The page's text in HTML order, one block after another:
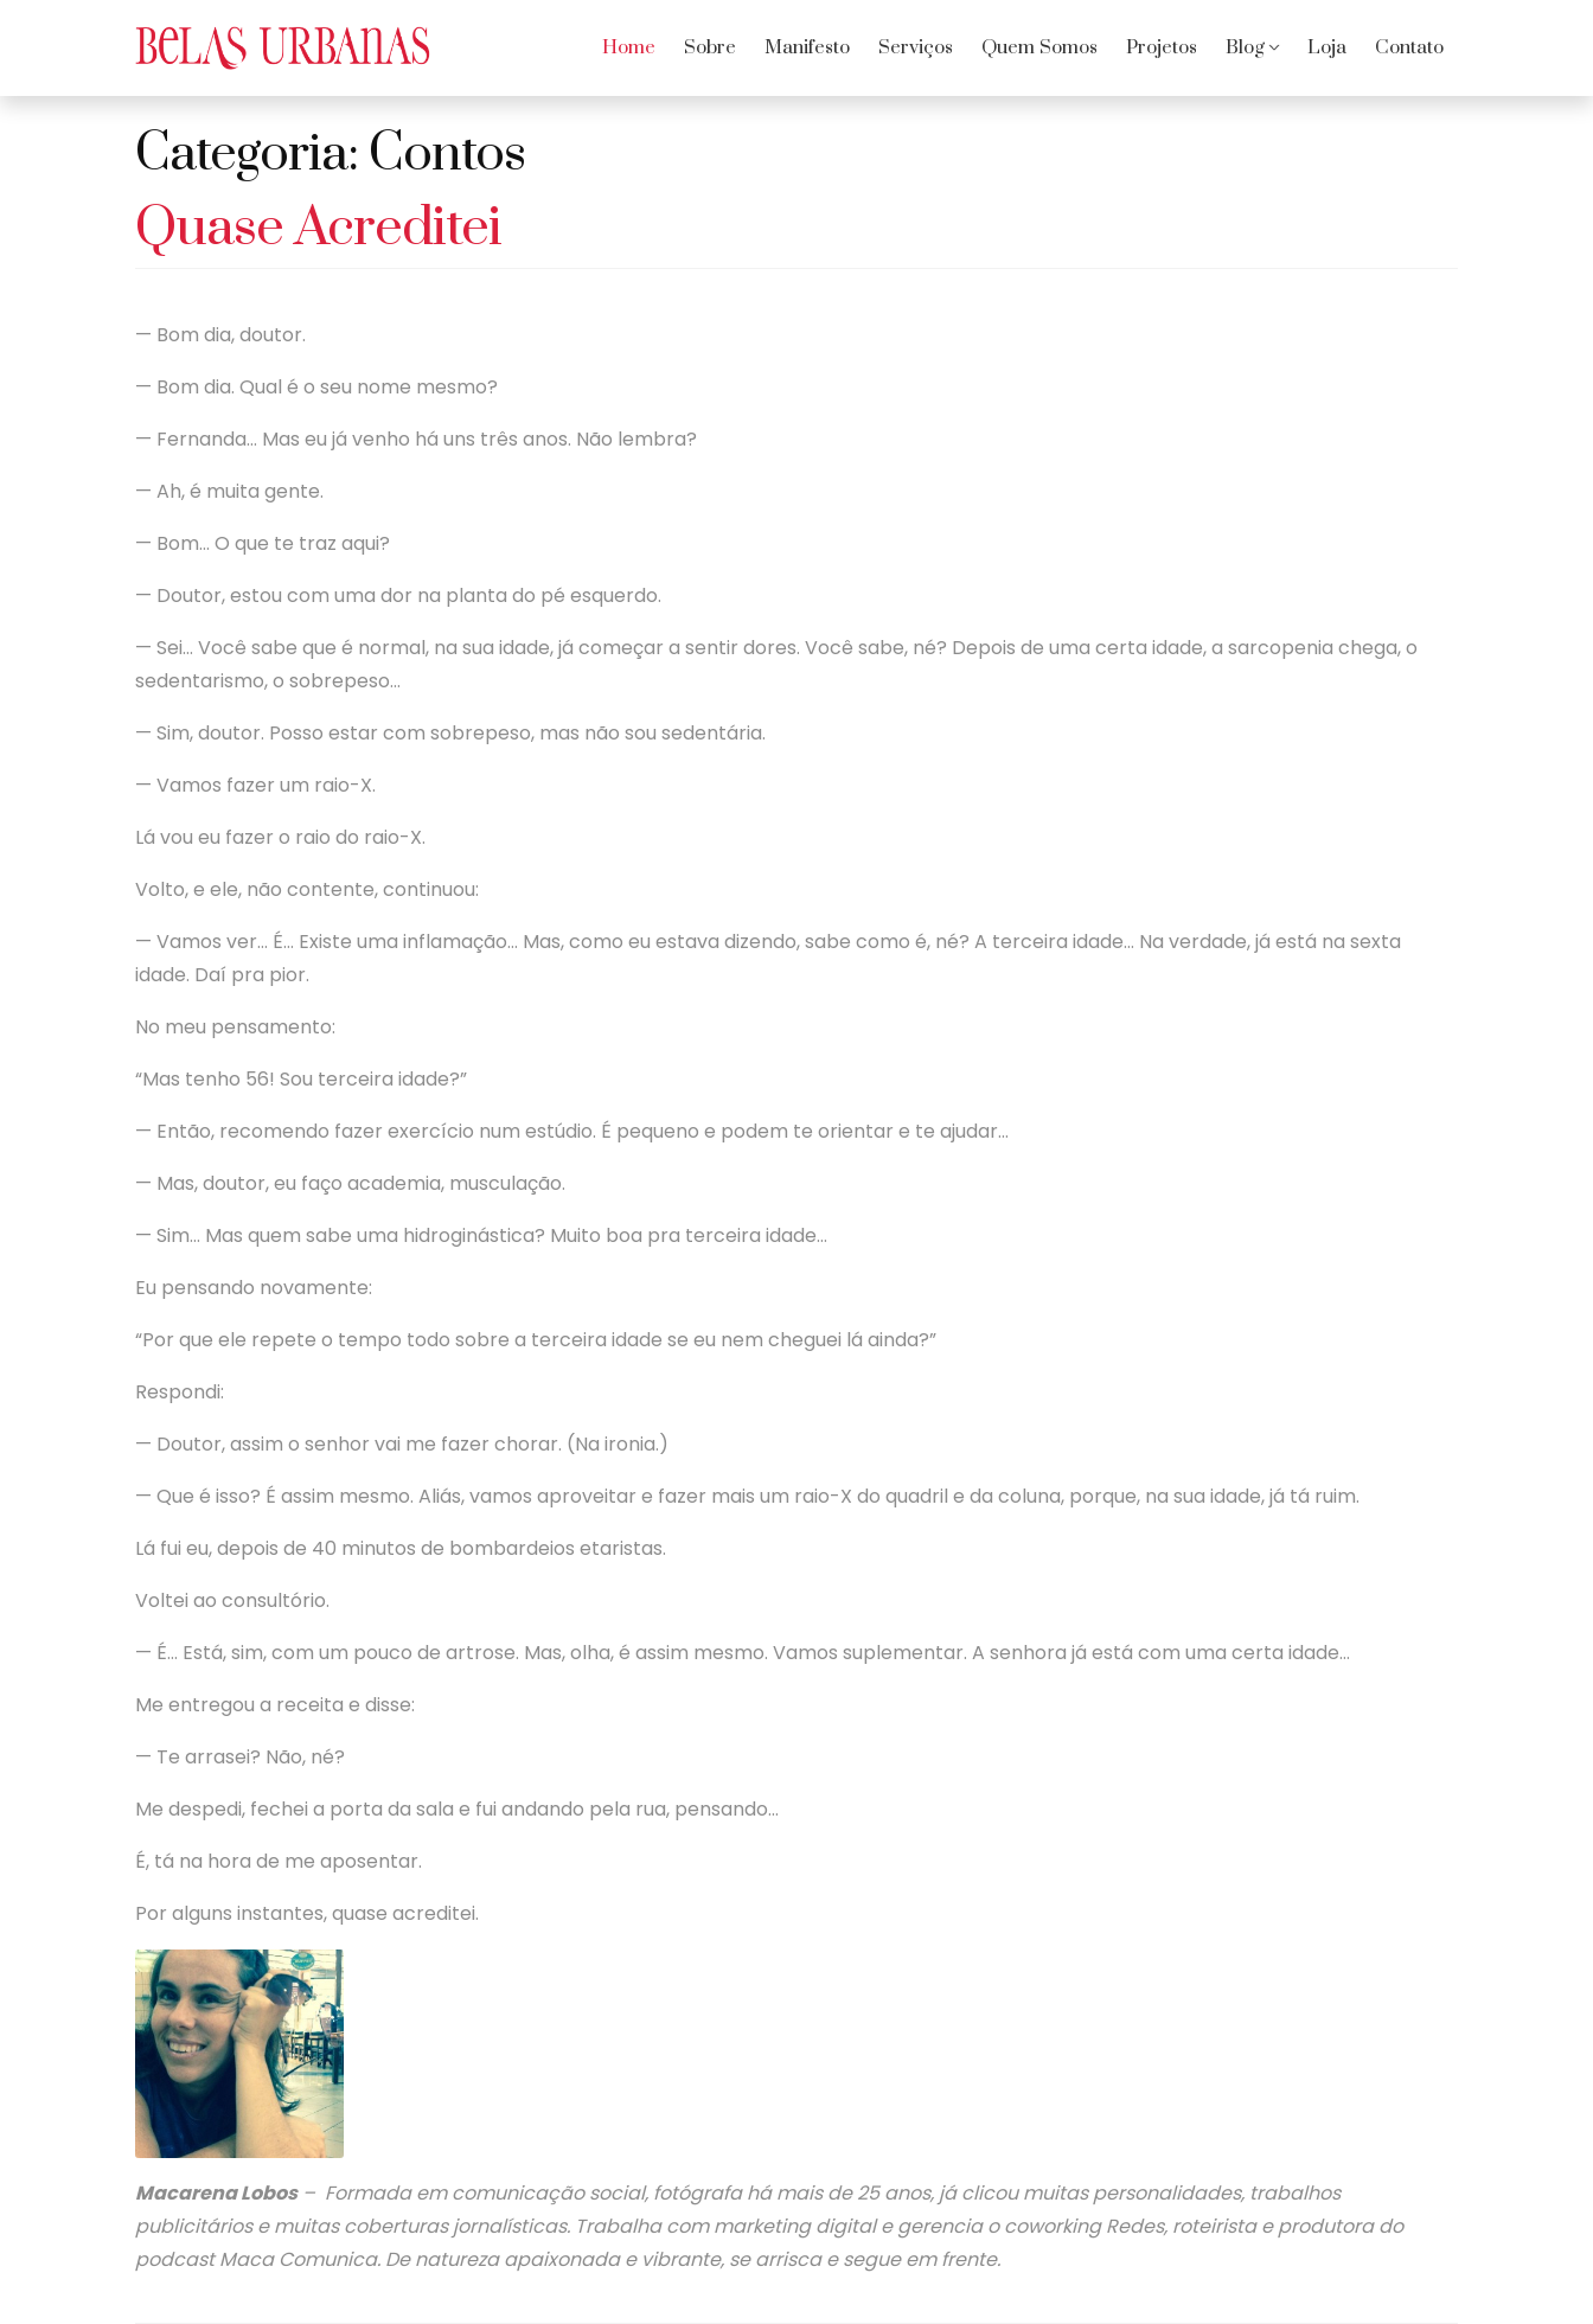
Home Sobre Manifesto Serviços Quem Somos Projetos Blog Loja Contato
Categoria: Contos
Quase Acreditei
— Bom dia, doutor.
— Bom dia. Qual é o seu nome mesmo?
— Fernanda… Mas eu já venho há uns três anos. Não lembra?
— Ah, é muita gente.
— Bom… O que te traz aqui?
— Doutor, estou com uma dor na planta do pé esquerdo.
— Sei… Você sabe que é normal, na sua idade, já começar a sentir dores. Você sabe, né? Depois de uma certa idade, a sarcopenia chega, o
sedentarismo, o sobrepeso…
— Sim, doutor. Posso estar com sobrepeso, mas não sou sedentária.
— Vamos fazer um raio-X.
Lá vou eu fazer o raio do raio-X.
Volto, e ele, não contente, continuou:
— Vamos ver… É… Existe uma inflamação… Mas, como eu estava dizendo, sabe como é, né? A terceira idade… Na verdade, já está na sexta
idade. Daí pra pior.
No meu pensamento:
“Mas tenho 56! Sou terceira idade?”
— Então, recomendo fazer exercício num estúdio. É pequeno e podem te orientar e te ajudar…
— Mas, doutor, eu faço academia, musculação.
— Sim… Mas quem sabe uma hidroginástica? Muito boa pra terceira idade…
Eu pensando novamente:
“Por que ele repete o tempo todo sobre a terceira idade se eu nem cheguei lá ainda?”
Respondi:
— Doutor, assim o senhor vai me fazer chorar. (Na ironia.)
— Que é isso? É assim mesmo. Aliás, vamos aproveitar e fazer mais um raio-X do quadril e da coluna, porque, na sua idade, já tá ruim.
Lá fui eu, depois de 40 minutos de bombardeios etaristas.
Voltei ao consultório.
— É… Está, sim, com um pouco de artrose. Mas, olha, é assim mesmo. Vamos suplementar. A senhora já está com uma certa idade…
Me entregou a receita e disse:
— Te arrasei? Não, né?
Me despedi, fechei a porta da sala e fui andando pela rua, pensando…
É, tá na hora de me aposentar.
Por alguns instantes, quase acreditei.
Macarena Lobos– Formada em comunicação social, fotógrafa há mais de 25 anos, já clicou muitas personalidades, trabalhos
publicitários e muitas coberturas jornalísticas. Trabalha com marketing digital e gerencia o coworking Redes, roteirista e produtora do
podcast Maca Comunica. De natureza apaixonada e vibrante, se arrisca e segue em frente.